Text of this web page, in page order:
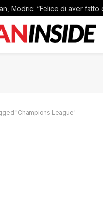
"Champions League"